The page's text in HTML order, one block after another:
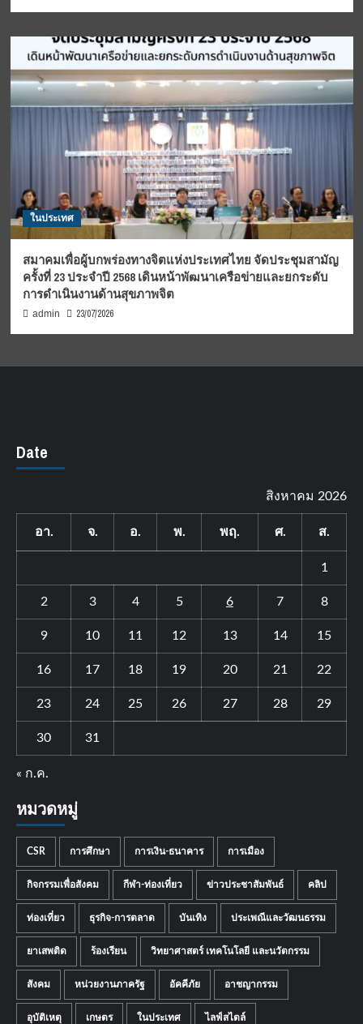
ในประเทศ
สมาคมเพื่อผู้บกพร่องทางจิตแห่งประเทศไทย จัดประชุมสามัญ
ครั้งที่ 23 ประจำปี 2568 เดินหน้าพัฒนาเครือข่ายและยกระดับ
การดำเนินงานด้านสุขภาพจิต
admin 23/07/2026
Date
สิงหาคม 2026
อา. จ. อ. พ. พฤ. ศ. ส.
1
2 3 4 5 6 7 8
9 10 11 12 13 14 15
16 17 18 19 20 21 22
23 24 25 26 27 28 29
30 31
« ก.ค.
หมวดหมู่
CSR การศึกษา การเงิน-ธนาคาร การเมือง
กิจกรรมเพื่อสังคม กีฬา-ท่องเที่ยว ข่าวประชาสัมพันธ์ คลิป
ท่องเที่ยว ธุรกิจ-การตลาด บันเทิง ประเพณีและวัฒนธรรม
ยาเสพติด ร้องเรียน วิทยาศาสตร์ เทคโนโลยี และนวัตกรรม
สังคม หน่วยงานภาครัฐ อัคคีภัย อาชญากรรม
อุบัติเหตุ เกษตร ในประเทศ ไลฟ์สไตล์